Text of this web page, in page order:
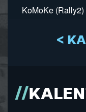
KoMoKe (Rally2)
<